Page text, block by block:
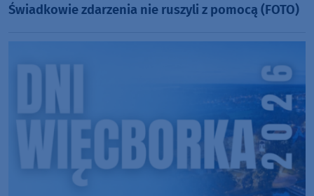
Świadkowie zdarzenia nie ruszyli z pomocą (FOTO)